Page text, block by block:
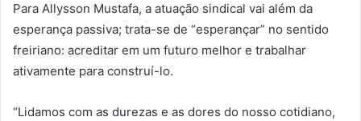
Para Allysson Mustafa, a atuação sindical vai além da
esperança passiva; trata-se de “esperançar” no sentido
freiriano: acreditar em um futuro melhor e trabalhar
ativamente para construí-lo.
“Lidamos com as durezas e as dores do nosso cotidiano,